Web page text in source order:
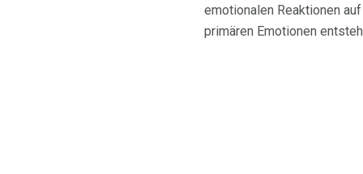
emotionalen Reaktionen
primären Emotionen